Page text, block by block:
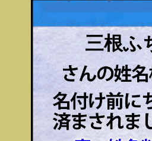
三根ふ